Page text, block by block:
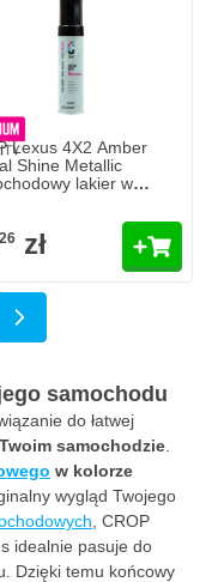
Lexus 4X2 Amber
Shine Metallic
lakier w
26 zł
stronę
samochodu
do łatwej
samochodzie
w kolorze
wygląd Twojego
, CROP
idealnie pasuje do
Dzięki temu końcowy